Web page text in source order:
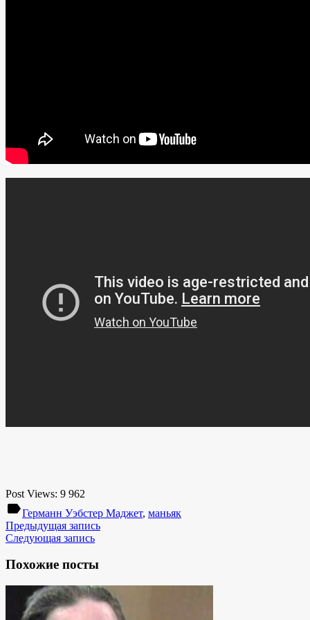
Post Views: 9 962
labelГерманн Уэбстер Маджет, маньяк
Предыдущая запись
Следующая запись
Похожие посты